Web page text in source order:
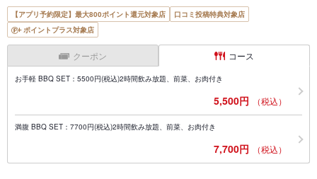
【アプリ予約限定】最大800ポイント還元対象店
口コミ投稿特典対象店
ポイントプラス対象店
クーポン コース
お手軽 BBQ SET：5500円(税込)2時間飲み放題、前菜、お肉付き
5,500円 （税込）
満腹 BBQ SET：7700円(税込)2時間飲み放題、前菜、お肉付き
7,700円 （税込）